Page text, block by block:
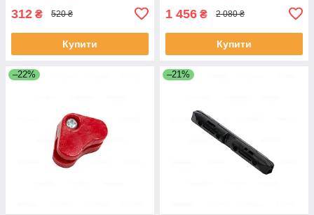
312 ₴ 520 ₴
Купити
1 456 ₴ 2 080 ₴
Купити
–22% –21%